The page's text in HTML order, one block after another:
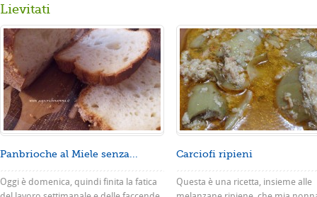
Lievitati
Panbrioche al Miele senza...
Oggi è domenica, quindi finita la fatica
Carciofi ripieni
Questa è una ricetta, insieme alle